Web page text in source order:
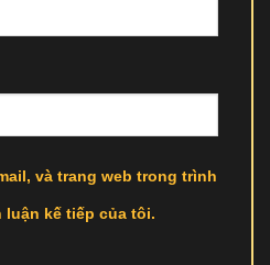
và trang web trong trình
kế tiếp của tôi.